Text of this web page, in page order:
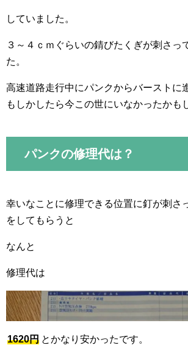
していました。
３～４ｃｍぐらいの錆びたくぎが刺さっ
た。
高速道路走行中にパンクからバーストに
もしかしたら今この世にいなかったかも
パンクの修理代は？
幸いなことに修理できる位置に釘が刺さ
をしてもらうと
なんと
修理代は
1620円 とかなり安かったです。